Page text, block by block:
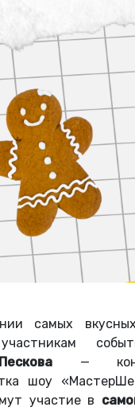
самых
—
шоу
участие в